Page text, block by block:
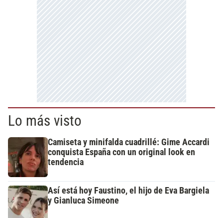
Lo más visto
Camiseta y minifalda cuadrillé: Gime Accardi
conquista España con un original look en
tendencia
Así está hoy Faustino, el hijo de Eva Bargiela
y Gianluca Simeone